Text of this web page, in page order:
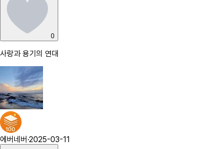
0
사랑과 용기의 연대
에버네버 ·2025-03-11